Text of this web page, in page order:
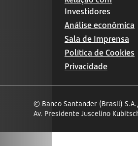
Investidores
Análise econômica
Sala de Imprensa
Política de Cookies
Privacidade
© Banco Santander (Brasil)
Av. Presidente Juscelino